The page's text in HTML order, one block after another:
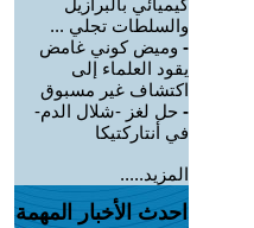
كيميائي بالبرازيل
والسلطات تجلي ...
- وميض كوني غامض
يقود العلماء إلى
اكتشاف غير مسبوق
- حل لغز -شلال الدم-
في أنتاركتيكا
المزيد.....
احدث الأخبار المهمة